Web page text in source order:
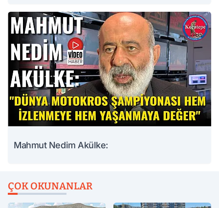
Mahmut Nedim Akülke:
ÇOK OKUNANLAR